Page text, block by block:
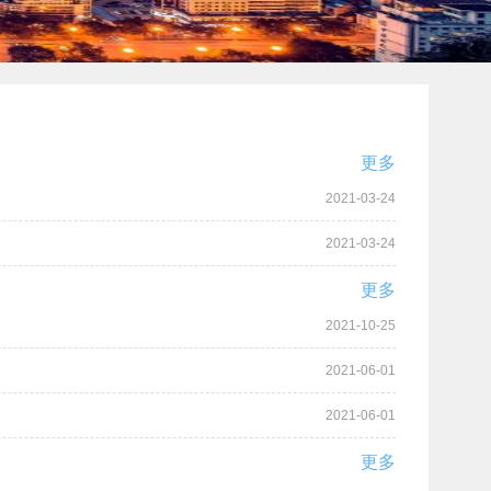
更多
2021-03-24
2021-03-24
更多
2021-10-25
2021-06-01
2021-06-01
更多